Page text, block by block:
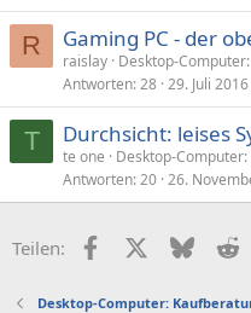
R Gaming PC - der
raislay Desktop-
Antworten 28 29. Juli 2016
T Durchsicht: leises
te one
Desktop-
Antworten 20 26.
Teilen: FacebookX (Twitter)
Bluesky
Desktop-Computer: